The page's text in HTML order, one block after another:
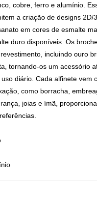
cobre, ferro e alumínio.
a criação de designs 2D/
em cores de esmalte
duro disponíveis. Os
incluindo ouro
tornando-os um acessório
diário. Cada alfinete vem
como borracha,
joias e ímã,